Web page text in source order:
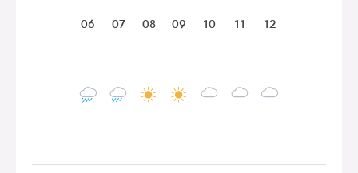
06 07 08 09 10 11 12